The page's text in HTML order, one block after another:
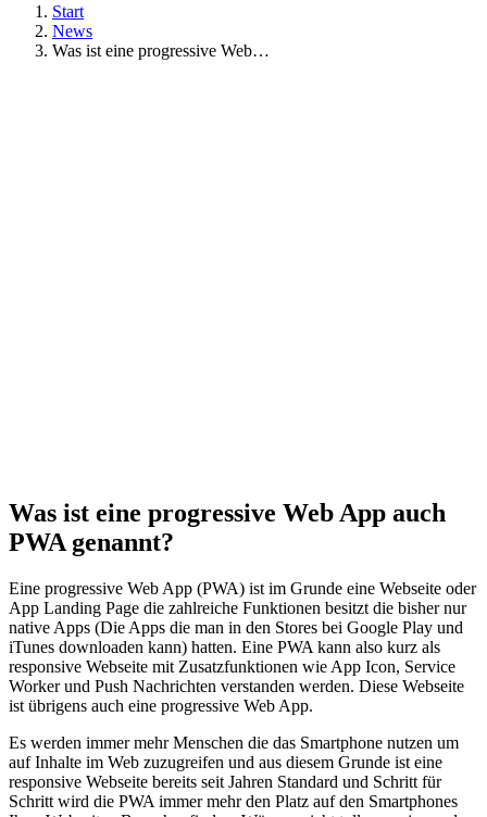
Start
News
Was ist eine progressive Web…
Was ist eine progressive Web App auch
PWA genannt?
Eine progressive Web App (PWA) ist im Grunde eine Webseite oder
App Landing Page die zahlreiche Funktionen besitzt die bisher nur
native Apps (Die Apps die man in den Stores bei Google Play und
iTunes downloaden kann) hatten. Eine PWA kann also kurz als
responsive Webseite mit Zusatzfunktionen wie App Icon, Service
Worker und Push Nachrichten verstanden werden. Diese Webseite
ist übrigens auch eine progressive Web App.
Es werden immer mehr Menschen die das Smartphone nutzen um
auf Inhalte im Web zuzugreifen und aus diesem Grunde ist eine
responsive Webseite bereits seit Jahren Standard und Schritt für
Schritt wird die PWA immer mehr den Platz auf den Smartphones